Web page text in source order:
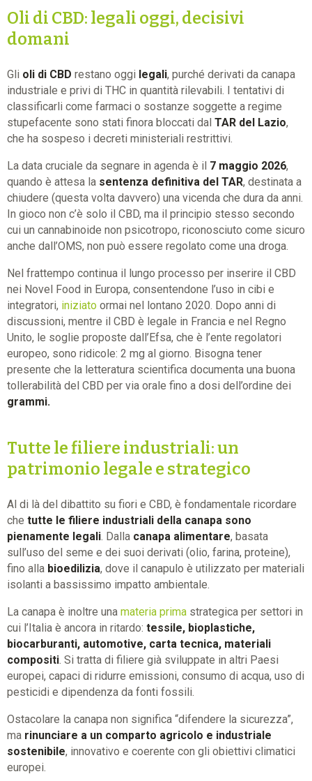
Oli di CBD: legali oggi, decisivi
domani
Gli oli di CBD restano oggi legali, purché derivati da canapa
industriale e privi di THC in quantità rilevabili. I tentativi di
classificarli come farmaci o sostanze soggette a regime
stupefacente sono stati finora bloccati dal TAR del Lazio,
che ha sospeso i decreti ministeriali restrittivi.
La data cruciale da segnare in agenda è il 7 maggio 2026,
quando è attesa la sentenza definitiva del TAR, destinata a
chiudere (questa volta davvero) una vicenda che dura da anni.
In gioco non c’è solo il CBD, ma il principio stesso secondo
cui un cannabinoide non psicotropo, riconosciuto come sicuro
anche dall’OMS, non può essere regolato come una droga.
Nel frattempo continua il lungo processo per inserire il CBD
nei Novel Food in Europa, consentendone l’uso in cibi e
integratori, iniziato ormai nel lontano 2020. Dopo anni di
discussioni, mentre il CBD è legale in Francia e nel Regno
Unito, le soglie proposte dall’Efsa, che è l’ente regolatori
europeo, sono ridicole: 2 mg al giorno. Bisogna tener
presente che la letteratura scientifica documenta una buona
tollerabilità del CBD per via orale fino a dosi dell’ordine dei
grammi.
Tutte le filiere industriali: un
patrimonio legale e strategico
Al di là del dibattito su fiori e CBD, è fondamentale ricordare
che tutte le filiere industriali della canapa sono
pienamente legali. Dalla canapa alimentare, basata
sull’uso del seme e dei suoi derivati (olio, farina, proteine),
fino alla bioedilizia, dove il canapulo è utilizzato per materiali
isolanti a bassissimo impatto ambientale.
La canapa è inoltre una materia prima strategica per settori in
cui l’Italia è ancora in ritardo: tessile, bioplastiche,
biocarburanti, automotive, carta tecnica, materiali
compositi. Si tratta di filiere già sviluppate in altri Paesi
europei, capaci di ridurre emissioni, consumo di acqua, uso di
pesticidi e dipendenza da fonti fossili.
Ostacolare la canapa non significa “difendere la sicurezza”,
ma rinunciare a un comparto agricolo e industriale
sostenibile, innovativo e coerente con gli obiettivi climatici
europei.